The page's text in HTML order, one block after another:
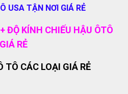
USA TẬN NƠI GIÁ RẺ
ĐỘ KÍNH CHIẾU HẬU ÔTÔ
GIÁ RẺ
TÔ CÁC LOẠI GIÁ RẺ